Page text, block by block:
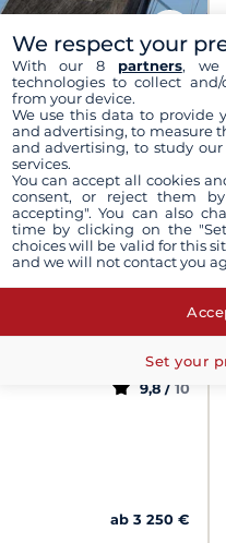
9,8 / 10
ab 3 250 €
We respect your
With our 8 partners, we
technologies to collect
from your device.
We use this data to provide
and advertising, to measure
and advertising, to study
services.
You can accept all cookies
consent, or reject them
accepting". You can also
time by clicking on the
choices will be valid for this
and we will not contact you
Set your